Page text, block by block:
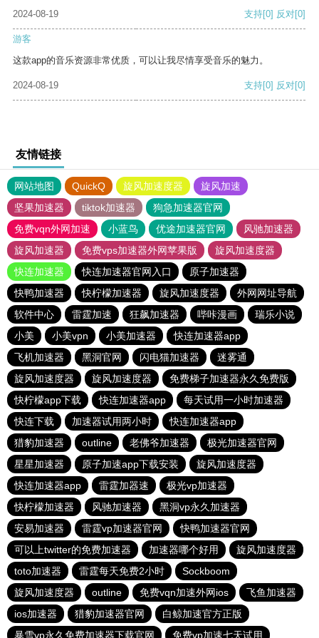
2024-08-19
支持[0] 反对[0]
游客
这款app的音乐资源非常优质，可以让我尽情享受音乐的魅力。
2024-08-19 支持[0] 反对[0]
友情链接
网站地图 QuickQ 旋风加速度器
旋风加速
坚果加速器
tiktok加速器
狗急加速器官网
免费vqn外网加速
小蓝鸟 优途加速器官网
风驰加速器
旋风加速器
免费vps加速器外网苹果版
旋风加速度器
快连加速器
快连加速器官网入口
原子加速器
快鸭加速器
快柠檬加速器 旋风加速度器
外网网址导航
软件中心
雷霆加速 狂飙加速器 哔咔漫画
瑞乐小说
小美
小美vpn 小美加速器
快连加速器app
飞机加速器
黑洞官网 闪电猫加速器
迷雾通
旋风加速度器
旋风加速度器
免费梯子加速器永久免费版
快柠檬app下载
快连加速器app
每天试用一小时加速器
快连下载
加速器试用两小时
快连加速器app
猎豹加速器
outline 老佛爷加速器
极光加速器官网
星星加速器
原子加速app下载安装
旋风加速度器
快连加速器app
雷霆加器速
极光vp加速器
快柠檬加速器
风驰加速器
黑洞vp永久加速器
安易加速器
雷霆vp加速器官网
快鸭加速器官网
可以上twitter的免费加速器
加速器哪个好用
旋风加速度器
toto加速器
雷霆每天免费2小时
Sockboom
旋风加速度器
outline 免费vqn加速外网ios
飞鱼加速器
ios加速器
猎豹加速器官网
白鲸加速官方正版
暴雪vp永久免费加速器下载官网
免费vp加速七天试用